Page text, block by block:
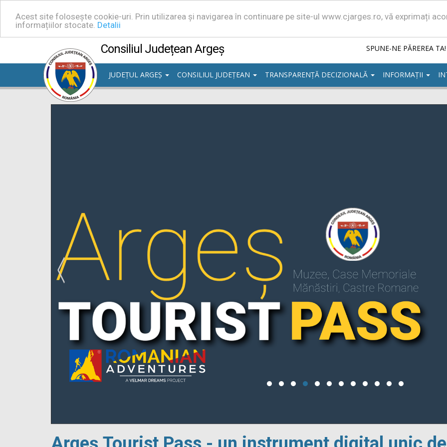
Acest site folosește cookie-uri. Prin utilizarea și navigarea în continuare pe site-ul www.cjarges.ro, vă exprimați
informațiilor stocate. Detalii
Consiliul Județean Argeș SPUNE-NE PĂREREA TA!
JUDEȚUL ARGEȘ
CONSILIUL JUDEȚEAN TRANSPARENȚĂ DECIZIONALĂ INFORMAȚII